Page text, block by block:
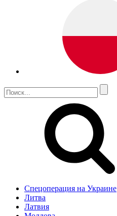
Спецоперация на Украине
Литва
Латвия